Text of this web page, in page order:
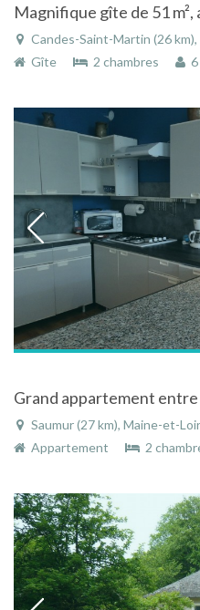
Candes-Saint-Martin (26
Gîte
2 chambres
Grand appartement
Saumur (27 km), Maine-et-
Appartement
2